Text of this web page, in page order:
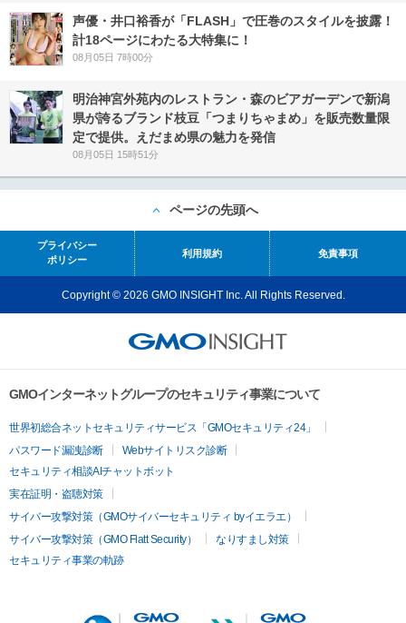
声優・井口裕香が「FLASH」で圧巻のスタイルを披露！
計18ページにわたる大特集に！
08月05日 7時00分
明治神宮外苑内のレストラン・森のビアガーデンで新潟
県が誇るブランド枝豆「つまりちゃまめ」を販売数量限
定で提供。えだまめ県の魅力を発信
08月05日 15時51分
ページの先頭へ
プライバシー
ポリシー
利用規約 免責事項
Copyright © 2026 GMO INSIGHT Inc. All Rights Reserved.
GMOインターネットグループのセキュリティ事業について
世界初総合ネットセキュリティサービス「GMOセキュリティ24」
パスワード漏洩診断
Webサイトリスク診断
セキュリティ相談AIチャットボット
実在証明・盗聴対策
サイバー攻撃対策（GMOサイバーセキュリティ byイエラエ）
サイバー攻撃対策（GMO Flatt Security）
なりすまし対策
セキュリティ事業の軌跡